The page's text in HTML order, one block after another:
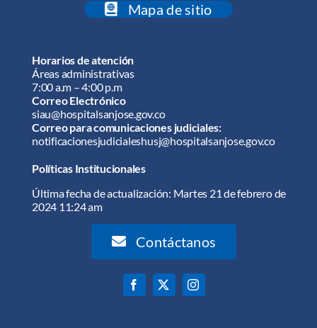
Mapa de sitio
Horarios de atención
Áreas administrativas
7:00 a.m – 4:00 p.m
Correo Electrónico
siau@hospitalsanjose.gov.co
Correo para comunicaciones judiciales:
notificacionesjudicialeshusj@hospitalsanjose.gov.co
Políticas Institucionales
Última fecha de actualización: Martes 21 de febrero de
2024 11:24 am
Contáctanos